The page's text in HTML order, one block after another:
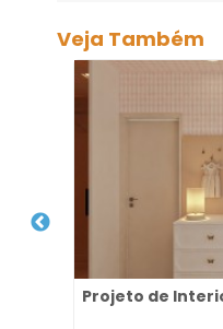
Veja Também
Projeto de